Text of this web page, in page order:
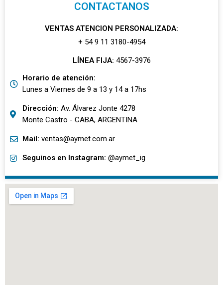
CONTACTANOS
VENTAS ATENCION PERSONALIZADA:
+ 54 9 11 3180-4954
LÍNEA FIJA: 4567-3976
Horario de atención:
Lunes a Viernes de 9 a 13 y 14 a 17hs
Dirección: Av. Álvarez Jonte 4278
Monte Castro - CABA, ARGENTINA
Mail: ventas@aymet.com.ar
Seguinos en Instagram: @aymet_ig